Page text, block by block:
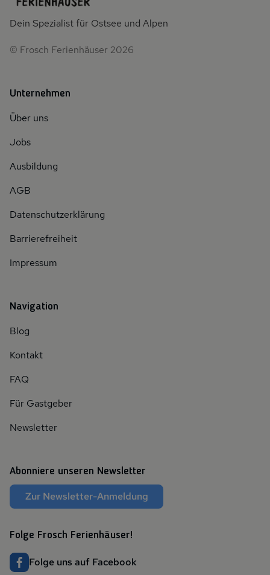
Dein Spezialist für Ostsee und Alpen
© Frosch Ferienhäuser 2026
Unternehmen
Über uns
Jobs
Ausbildung
AGB
Datenschutzerklärung
Barrierefreiheit
Impressum
Navigation
Blog
Kontakt
FAQ
Für Gastgeber
Newsletter
Abonniere unseren Newsletter
Zur Newsletter-Anmeldung
Folge Frosch Ferienhäuser!
Folge uns auf Facebook